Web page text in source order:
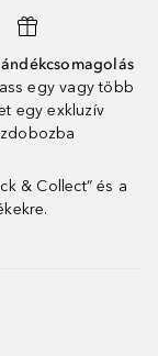
egy vagy több
egy exkluzív
& Collect” és a